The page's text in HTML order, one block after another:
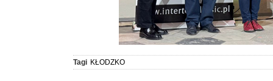
Tagi KŁODZKO